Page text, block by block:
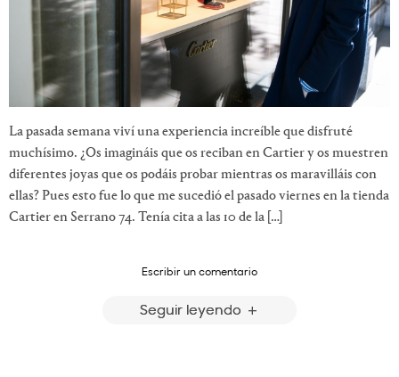
La pasada semana viví una experiencia increíble que disfruté
muchísimo. ¿Os imagináis que os reciban en Cartier y os muestren
diferentes joyas que os podáis probar mientras os maravilláis con
ellas? Pues esto fue lo que me sucedió el pasado viernes en la tienda
Cartier en Serrano 74. Tenía cita a las 10 de la […]
Escribir un comentario
Seguir leyendo